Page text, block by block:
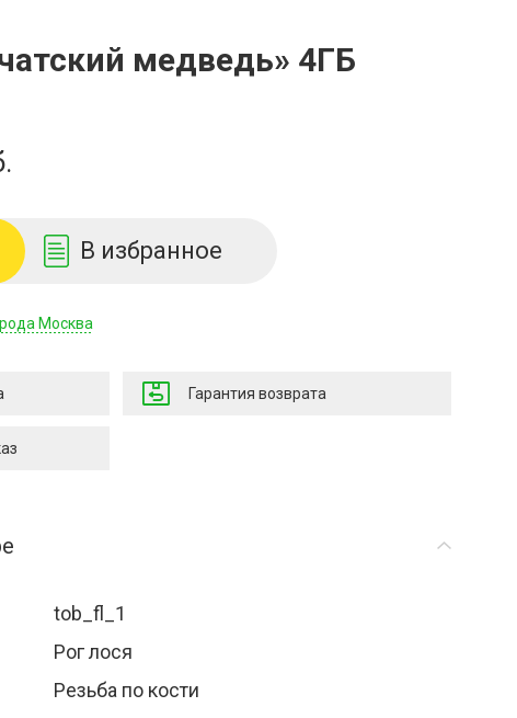
медведь» 4ГБ
В избранное
Москва
Гарантия возврата
tob_fl_1
Рог лося
Резьба по кости